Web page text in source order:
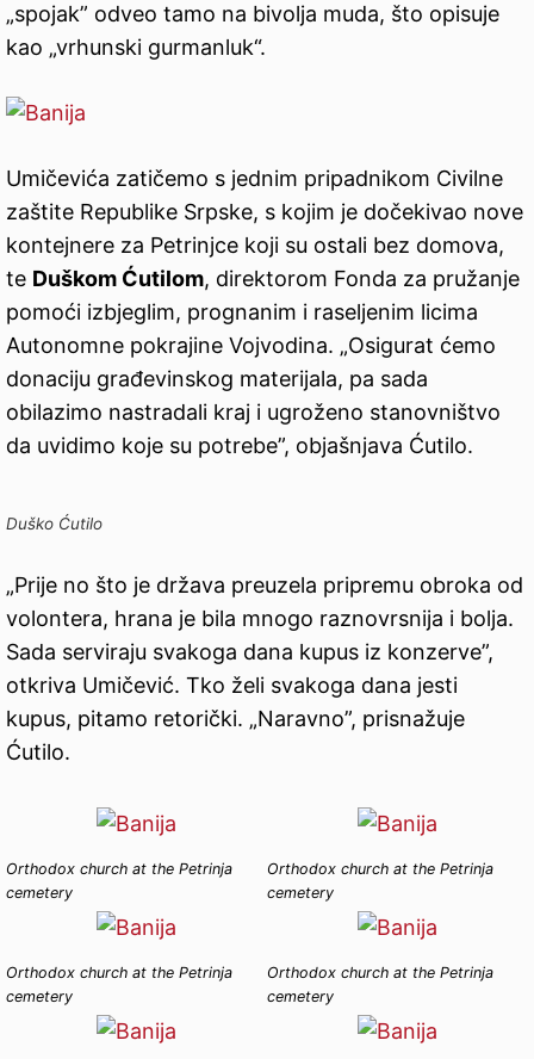
„spojak” odveo tamo na bivolja muda, što opisuje
kao „vrhunski gurmanluk“.
Umičevića zatičemo s jednim pripadnikom Civilne
zaštite Republike Srpske, s kojim je dočekivao nove
kontejnere za Petrinjce koji su ostali bez domova,
te Duškom Ćutilom, direktorom Fonda za pružanje
pomoći izbjeglim, prognanim i raseljenim licima
Autonomne pokrajine Vojvodina. „Osigurat ćemo
donaciju građevinskog materijala, pa sada
obilazimo nastradali kraj i ugroženo stanovništvo
da uvidimo koje su potrebe”, objašnjava Ćutilo.
Duško Ćutilo
„Prije no što je država preuzela pripremu obroka od
volontera, hrana je bila mnogo raznovrsnija i bolja.
Sada serviraju svakoga dana kupus iz konzerve”,
otkriva Umičević. Tko želi svakoga dana jesti
kupus, pitamo retorički. „Naravno”, prisnažuje
Ćutilo.
Orthodox church at the Petrinja
cemetery
Orthodox church at the Petrinja
cemetery
Orthodox church at the Petrinja
cemetery
Orthodox church at the Petrinja
cemetery